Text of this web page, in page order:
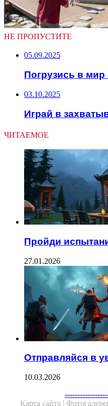
НЕ ПРОПУСТИТЕ
05.09.2025
Погрузись в мир
03.10.2025
Играй в
ЧИТАЕМОЕ
Пройди
27.01.2026
Отправляйся в
10.03.2026
Карта сайта |